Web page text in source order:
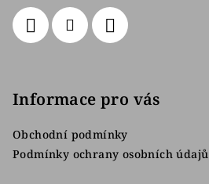
Informace pro vás
Obchodní podmínky
Podmínky ochrany osobních údajů